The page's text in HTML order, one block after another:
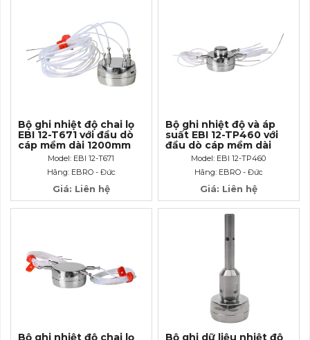
Bộ ghi nhiệt độ chai lọ
EBI 12-T671 với đầu dò
cáp mềm dài 1200mm
Model: EBI 12-T671
Hãng: EBRO - Đức
Giá: Liên hệ
Bộ ghi nhiệt độ và áp
suất EBI 12-TP460 với
đầu dò cáp mềm dài
600mmModel: EBI 12-TP460
Hãng: EBRO - Đức
Giá: Liên hệ
Bộ ghi nhiệt độ chai lọ
Bộ ghi dữ liệu nhiệt độ